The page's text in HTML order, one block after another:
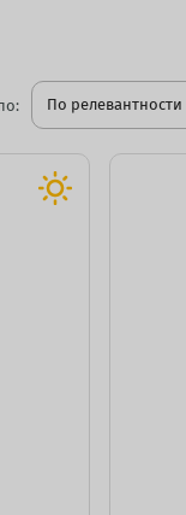
По релевантности